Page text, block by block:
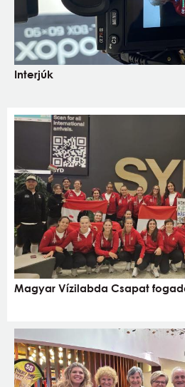
Interjúk
Magyar Vízilabda Csapat